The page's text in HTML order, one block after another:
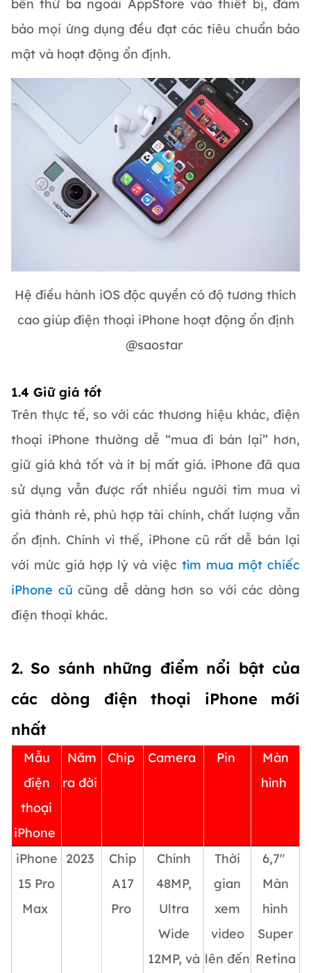
bên thứ ba ngoài AppStore vào thiết bị, đảm
bảo mọi ứng dụng đều đạt các tiêu chuẩn bảo
mật và hoạt động ổn định.
Hệ điều hành iOS độc quyền có độ tương thích
cao giúp điện thoại iPhone hoạt động ổn định
@saostar
1.4 Giữ giá tốt
Trên thực tế, so với các thương hiệu khác, điện
thoại iPhone thường dễ “mua đi bán lại” hơn,
giữ giá khá tốt và ít bị mất giá. iPhone đã qua
sử dụng vẫn được rất nhiều người tìm mua vì
giá thành rẻ, phù hợp tài chính, chất lượng vẫn
ổn định. Chính vì thế, iPhone cũ rất dễ bán lại
với mức giá hợp lý và việc tìm mua một chiếc
iPhone cũ cũng dễ dàng hơn so với các dòng
điện thoại khác.
2. So sánh những điểm nổi bật của
các dòng điện thoại iPhone mới
nhất
Mẫu
điện
thoại
iPhone
Năm
ra đời
Chip Camera Pin
Màn
hình
iPhone
15 Pro
Max
2023
Chip
A17
Pro
Chính
48MP,
Ultra
Wide
12MP, và
Thời
gian
xem
video
lên đến
6,7″
Màn
hình
Super
Retina